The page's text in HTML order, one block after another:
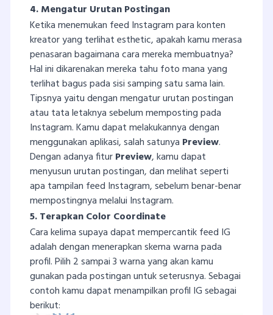
4. Mengatur Urutan Postingan
Ketika menemukan feed Instagram para konten
kreator yang terlihat esthetic, apakah kamu merasa
penasaran bagaimana cara mereka membuatnya?
Hal ini dikarenakan mereka tahu foto mana yang
terlihat bagus pada sisi samping satu sama lain.
Tipsnya yaitu dengan mengatur urutan postingan
atau tata letaknya sebelum memposting pada
Instagram. Kamu dapat melakukannya dengan
menggunakan aplikasi, salah satunya Preview.
Dengan adanya fiturPreview, kamu dapat
menyusun urutan postingan, dan melihat seperti
apa tampilan feed Instagram, sebelum benar-benar
mempostingnya melalui Instagram.
5. Terapkan Color Coordinate
Cara kelima supaya dapat mempercantik feed IG
adalah dengan menerapkan skema warna pada
profil. Pilih 2 sampai 3 warna yang akan kamu
gunakan pada postingan untuk seterusnya. Sebagai
contoh kamu dapat menampilkan profil IG sebagai
berikut: